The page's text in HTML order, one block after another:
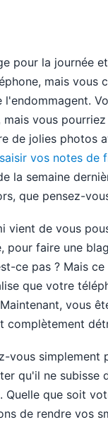
pour la journée
mais vous
l'endommagent.
mais vous
de jolies photos
vos notes de
la semaine
que pensez-
vient de vous
pour faire une
ce pas ? Mais
que votre
vous
complètement
vous simplement
qu'il ne subisse
Quelle que soit
de rendre vos